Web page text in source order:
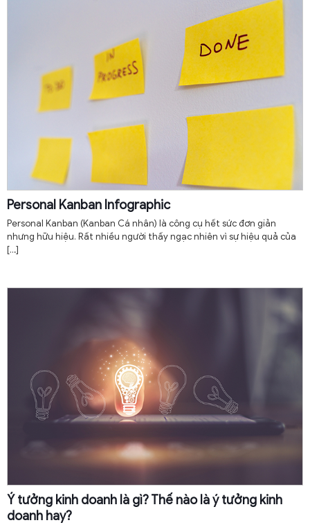
Personal Kanban Infographic
Personal Kanban (Kanban Cá nhân) là công cụ hết sức đơn giản
nhưng hữu hiệu. Rất nhiều người thấy ngạc nhiên vì sự hiệu quả của
[…]
Ý tưởng kinh doanh là gì? Thế nào là ý tưởng kinh
doanh hay?